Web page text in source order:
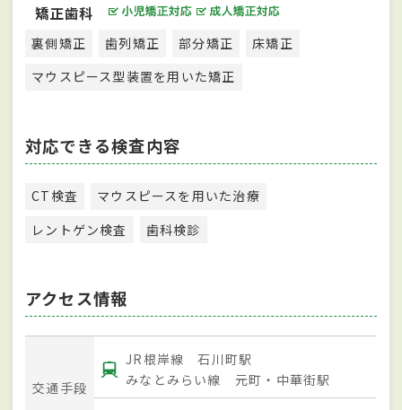
矯正歯科
裏側矯正 歯列矯正 部分矯正
床矯正
マウスピース型装置を用いた矯正
対応できる検査内容
CT検査
マウスピースを用いた治療
レントゲン検査
歯科検診
アクセス情報
交通手段
JR根岸線 石川町駅
みなとみらい線 元町・中華街駅